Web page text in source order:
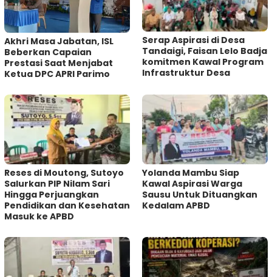
Akhri Masa Jabatan, ISL
Beberkan Capaian
Prestasi Saat Menjabat
Ketua DPC APRI Parimo
Serap Aspirasi di Desa
Tandaigi, Faisan Lelo Badja
komitmen Kawal Program
Infrastruktur Desa
Reses di Moutong, Sutoyo
Salurkan PIP Nilam Sari
Hingga Perjuangkan
Pendidikan dan Kesehatan
Masuk ke APBD
Yolanda Mambu Siap
Kawal Aspirasi Warga
Sausu Untuk Dituangkan
Kedalam APBD